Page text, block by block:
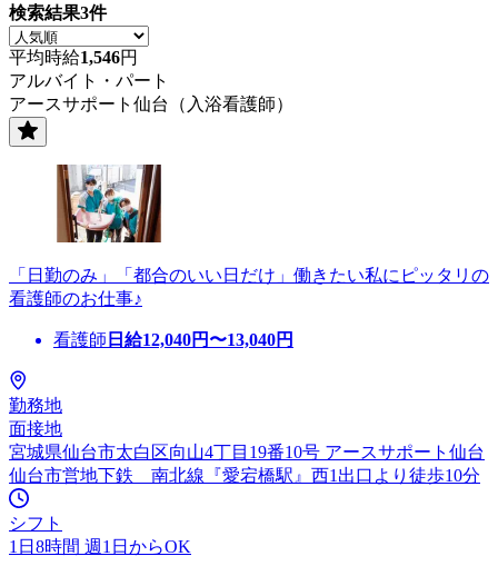
検索結果3件
平均時給1,546円
アルバイト・パート
アースサポート仙台（入浴看護師）
「日勤のみ」「都合のいい日だけ」働きたい私にピッタリの
看護師のお仕事♪
看護師 日給12,040円〜13,040円
勤務地
面接地
宮城県仙台市太白区向山4丁目19番10号 アースサポート仙台
仙台市営地下鉄 南北線『愛宕橋駅』西1出口より徒歩10分
シフト
1日8時間 週1日からOK